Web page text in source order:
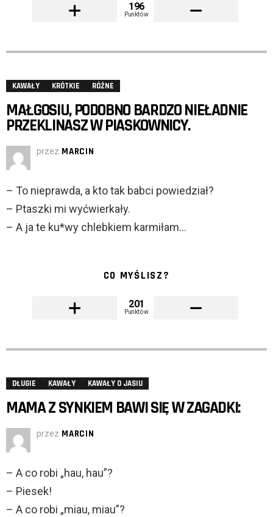
196
Punktów
KAWAŁY KRÓTKIE RÓŻNE
MAŁGOSIU, PODOBNO BARDZO NIEŁADNIE
PRZEKLINASZ W PIASKOWNICY.
przez MARCIN
– To nieprawda, a kto tak babci powiedział?
– Ptaszki mi wyćwierkały.
– A ja te ku*wy chlebkiem karmiłam…
CO MYŚLISZ?
201
Punktów
DŁUGIE KAWAŁY KAWAŁY O JASIU
MAMA Z SYNKIEM BAWI SIĘ W ZAGADKI:
przez MARCIN
– A co robi „hau, hau”?
– Piesek!
– A co robi „miau, miau”?